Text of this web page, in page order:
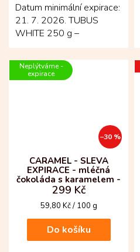
Datum minimální expirace:
21. 7. 2026. TUBUS
WHITE 250 g –
Sametově jemná bílá
čokoláda v pecičkách pro
horkou...
Neplýtváme -
expirace
–30 %
CARAMEL - SLEVA
EXPIRACE - mléčná
čokoláda s karamelem -
500 g
299 Kč
Měrná
59,80 Kč / 100 g
Do košíku